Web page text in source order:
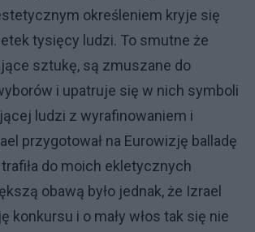
określeniem kryje się
tysięcy ludzi. To smutne że
sztukę, są zmuszane do
i upatruje się w nich symboli
ludzi z wyrafinowaniem i
przygotował na Eurowizję balladę
trafiła do moich ekletycznych
obawą było jednak, że Izrael
konkursu i o mały włos tak się nie